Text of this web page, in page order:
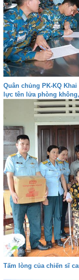
Quân chủng PK-KQ
lực tên lửa phòng
Tấm lòng của chiến sĩ